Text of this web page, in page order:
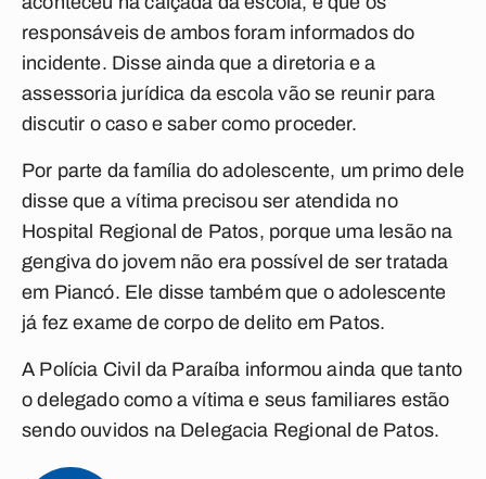
responsáveis de ambos foram informados do
incidente. Disse ainda que a diretoria e a
assessoria jurídica da escola vão se reunir para
discutir o caso e saber como proceder.
Por parte da família do adolescente, um primo dele
disse que a vítima precisou ser atendida no
Hospital Regional de Patos, porque uma lesão na
gengiva do jovem não era possível de ser tratada
em Piancó. Ele disse também que o adolescente
já fez exame de corpo de delito em Patos.
A Polícia Civil da Paraíba informou ainda que tanto
o delegado como a vítima e seus familiares estão
sendo ouvidos na Delegacia Regional de Patos.